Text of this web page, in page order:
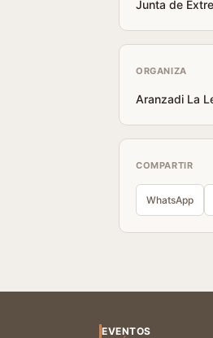
Junta de
ORGANIZA
Aranzadi La
COMPARTIR
WhatsApp
EVENTOS